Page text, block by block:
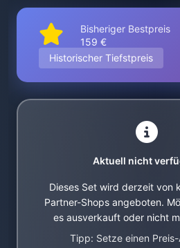
Bisheriger Bestpreis
159 €
Historischer Tiefstpreis
Aktuell nicht
Dieses Set wird derzeit von
Partner-Shops angeboten.
es ausverkauft oder nicht
Tipp: Setze einen Preis-